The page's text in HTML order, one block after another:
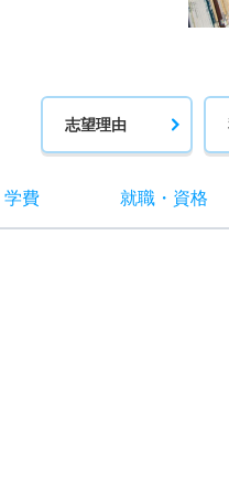
志望理由
学費 就職・ 資格